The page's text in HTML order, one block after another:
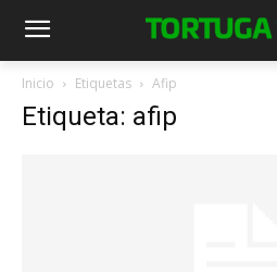
Inicio Etiquetas Afip
Etiqueta: afip